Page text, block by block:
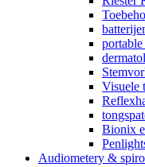
Visuele
Bionix
Audiometery &